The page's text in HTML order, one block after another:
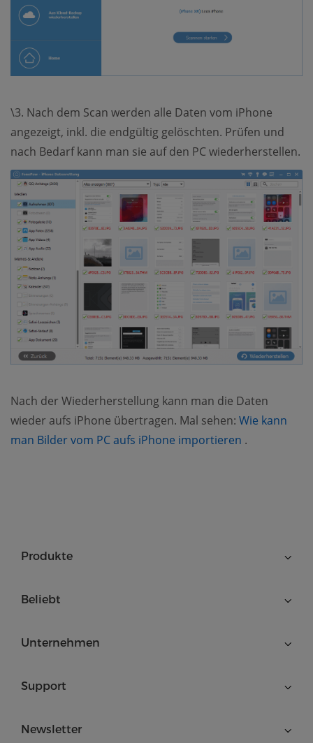
\3. Nach dem Scan werden alle Daten vom iPhone
angezeigt, inkl. die endgültig gelöschten. Prüfen und
nach Bedarf kann man sie auf den PC wiederherstellen.
Nach der Wiederherstellung kann man die Daten
wieder aufs iPhone übertragen. Mal sehen: Wie kann
man Bilder vom PC aufs iPhone importieren (opens new
.
Produkte
Beliebt
Unternehmen
Support
Newsletter